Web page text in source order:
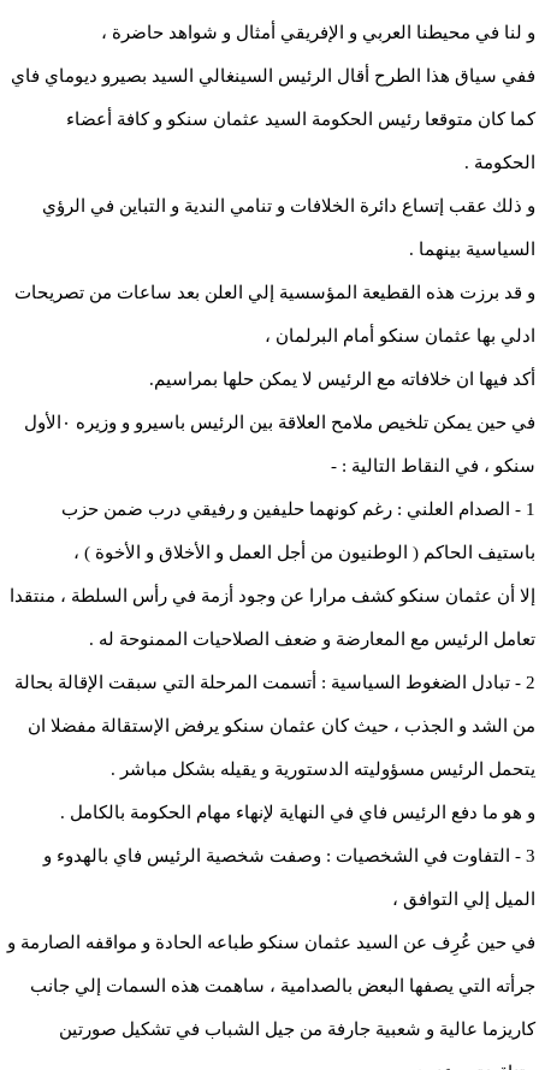
و لنا في محيطنا العربي و الإفريقي أمثال و شواهد حاضرة ،
ففي سياق هذا الطرح أقال الرئيس السينغالي السيد بصيرو ديوماي فاي
كما كان متوقعا رئيس الحكومة السيد عثمان سنكو و كافة أعضاء
الحكومة .
و ذلك عقب إتساع دائرة الخلافات و تنامي الندية و التباين في الرؤي
السياسية بينهما .
و قد برزت هذه القطيعة المؤسسية إلي العلن بعد ساعات من تصريحات
ادلي بها عثمان سنكو أمام البرلمان ،
أكد فيها ان خلافاته مع الرئيس لا يمكن حلها بمراسيم.
في حين يمكن تلخيص ملامح العلاقة بين الرئيس باسيرو و وزيره ٠الأول
سنكو ، في النقاط التالية : -
1 - الصدام العلني : رغم كونهما حليفين و رفيقي درب ضمن حزب
باستيف الحاكم ( الوطنيون من أجل العمل و الأخلاق و الأخوة ) ،
إلا أن عثمان سنكو كشف مرارا عن وجود أزمة في رأس السلطة ، منتقدا
تعامل الرئيس مع المعارضة و ضعف الصلاحيات الممنوحة له .
2 - تبادل الضغوط السياسية : أتسمت المرحلة التي سبقت الإقالة بحالة
من الشد و الجذب ، حيث كان عثمان سنكو يرفض الإستقالة مفضلا ان
يتحمل الرئيس مسؤوليته الدستورية و يقيله بشكل مباشر .
و هو ما دفع الرئيس فاي في النهاية لإنهاء مهام الحكومة بالكامل .
3 - التفاوت في الشخصيات : وصفت شخصية الرئيس فاي بالهدوء و
الميل إلي التوافق ،
في حين عُرِف عن السيد عثمان سنكو طباعه الحادة و مواقفه الصارمة و
جرأته التي يصفها البعض بالصدامية ، ساهمت هذه السمات إلي جانب
كاريزما عالية و شعبية جارفة من جيل الشباب في تشكيل صورتين